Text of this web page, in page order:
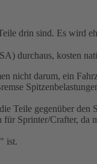
drin sind. Es wird
durchaus, kosten
nicht darum, ein
Teile gegenüber den
Sprinter/Crafter,
ist.